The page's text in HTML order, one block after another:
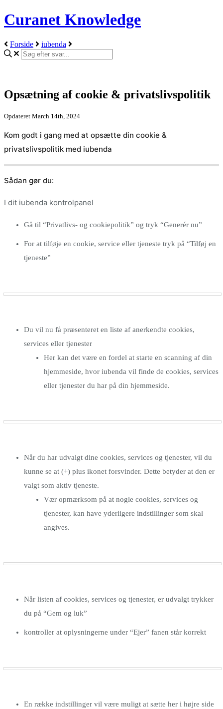
Curanet Knowledge
Forside iubenda
Opsætning af cookie & privatslivspolitik
Opdateret March 14th, 2024
Kom godt i gang med at opsætte din cookie &
privatslivspolitik med iubenda
Sådan gør du:
I dit iubenda kontrolpanel
Gå til “Privatlivs- og cookiepolitik” og tryk “Generér nu”
For at tilføje en cookie, service eller tjeneste tryk på “Tilføj en
tjeneste”
Du vil nu få præsenteret en liste af anerkendte cookies,
services eller tjenester
Her kan det være en fordel at starte en scanning af din
hjemmeside, hvor iubenda vil finde de cookies, services
eller tjenester du har på din hjemmeside.
Når du har udvalgt dine cookies, services og tjenester, vil du
kunne se at (+) plus ikonet forsvinder. Dette betyder at den er
valgt som aktiv tjeneste.
Vær opmærksom på at nogle cookies, services og
tjenester, kan have yderligere indstillinger som skal
angives.
Når listen af cookies, services og tjenester, er udvalgt trykker
du på “Gem og luk”
kontroller at oplysningerne under “Ejer” fanen står korrekt
En række indstillinger vil være muligt at sætte her i højre side